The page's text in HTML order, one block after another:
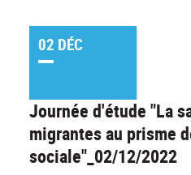
02 DÉC
Journée d'étude "La
migrantes au prisme
sociale"_02/12/2022